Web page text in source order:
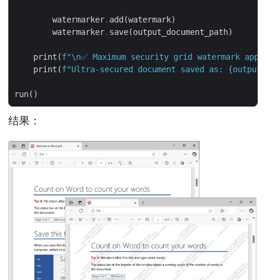
        watermarker
.
        watermarker
.
    print(
f"\n✅ Maximum security grid watermark
    print(
f"Ultra-secured document saved as: {
结果：